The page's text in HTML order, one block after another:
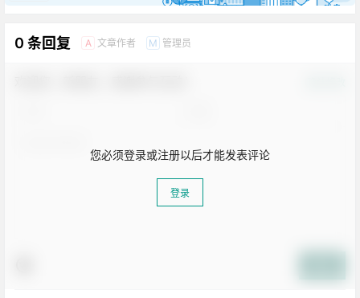
0 条回复 A 文章作者 M 管理员
您必须登录或注册以后才能发表评论
登录